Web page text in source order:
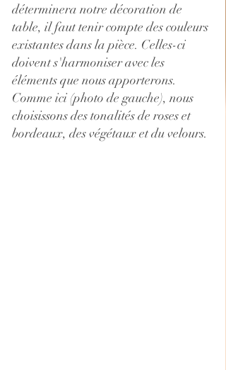
déterminera notre décoration de
table, il faut tenir compte des couleurs
existantes dans la pièce. Celles-ci
doivent s'harmoniser avec les
éléments que nous apporterons.
Comme ici (photo de gauche), nous
choisissons des tonalités de roses et
bordeaux, des végétaux et du velours.